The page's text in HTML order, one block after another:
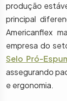
produção
principal
Americanflex
empresa do
Selo Pró-
assegurando
e ergonomia.